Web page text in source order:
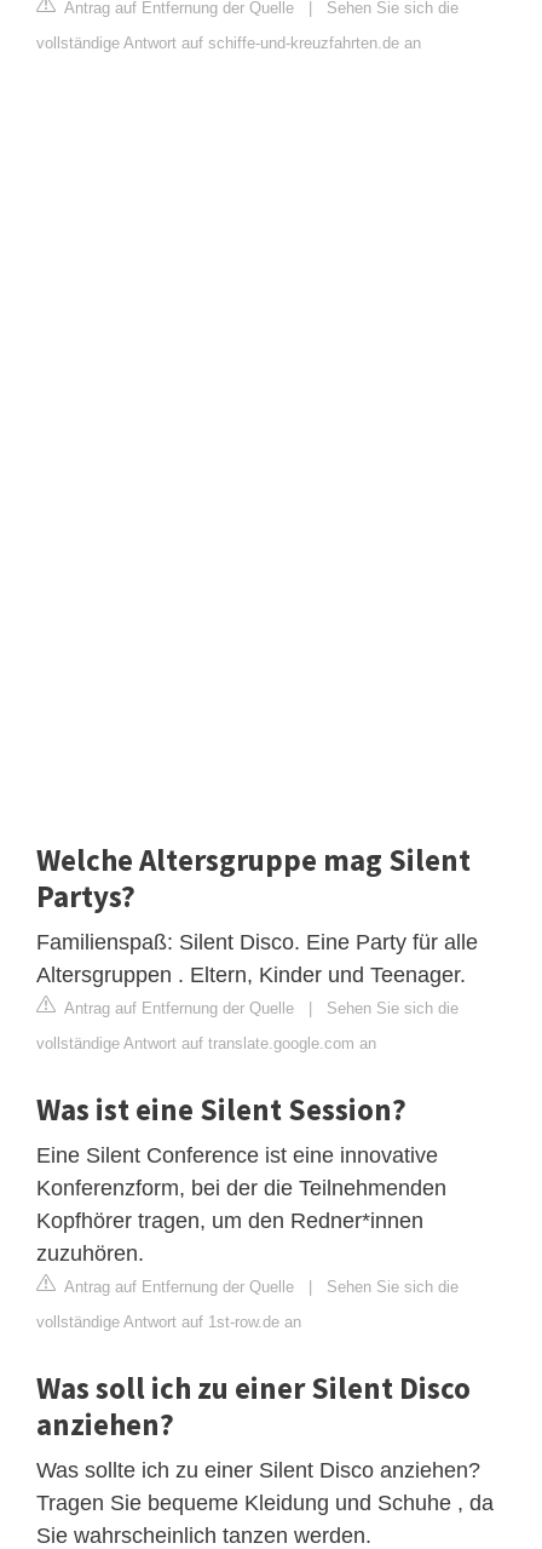
Antrag auf Entfernung der Quelle | Sehen Sie sich die
vollständige Antwort auf schiffe-und-kreuzfahrten.de an
Welche Altersgruppe mag Silent
Partys?
Familienspaß: Silent Disco. Eine Party für alle
Altersgruppen . Eltern, Kinder und Teenager.
Antrag auf Entfernung der Quelle | Sehen Sie sich die
vollständige Antwort auf translate.google.com an
Was ist eine Silent Session?
Eine Silent Conference ist eine innovative
Konferenzform, bei der die Teilnehmenden
Kopfhörer tragen, um den Redner*innen
zuzuhören.
Antrag auf Entfernung der Quelle | Sehen Sie sich die
vollständige Antwort auf 1st-row.de an
Was soll ich zu einer Silent Disco
anziehen?
Was sollte ich zu einer Silent Disco anziehen?
Tragen Sie bequeme Kleidung und Schuhe , da
Sie wahrscheinlich tanzen werden.